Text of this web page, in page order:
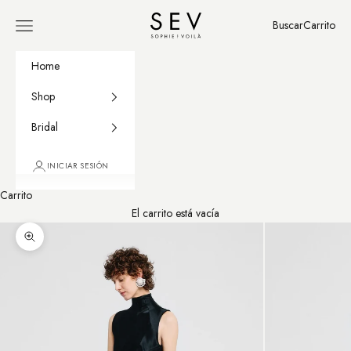
Sophie et Voilà
Menú Buscar
BuscarCarrito
Carrito
Home
Shop
Bridal
INICIAR SESIÓN
Carrito
El carrito está vacía
Zoom